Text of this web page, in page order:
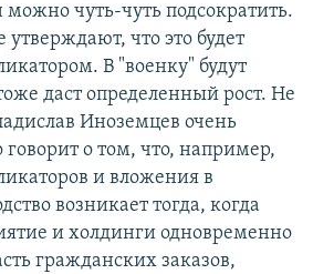
чуть-чуть подсократить.
что это будет
В "военку" будут
даст определенный рост. Не
Иноземцев очень
о том, что, например,
и вложения в
возникает тогда, когда
и холдинги одновременно
гражданских заказов,